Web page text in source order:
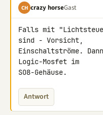
CH crazy horseGast
Falls mit
sind - Vorsicht,
Einschaltströme.
Logic-Mosfet im
SO8-Gehäuse.
Antwort